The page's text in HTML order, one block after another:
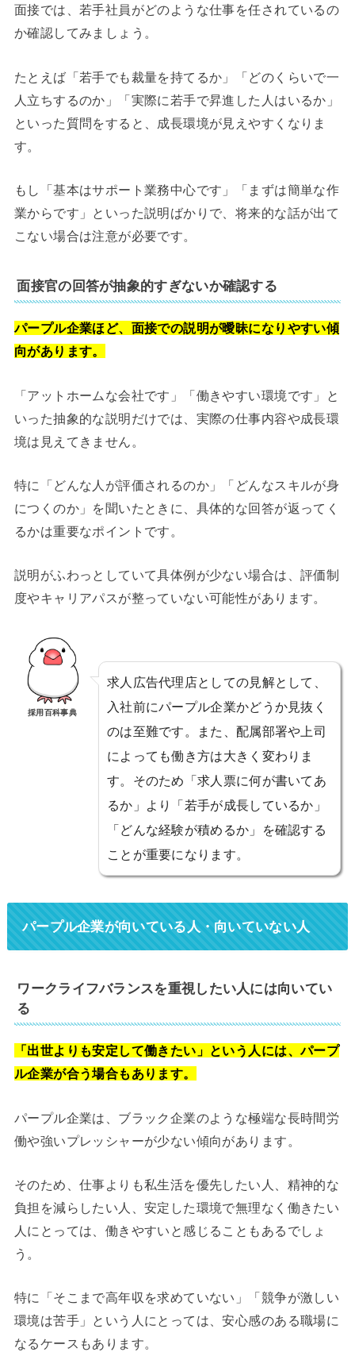
面接では、若手社員がどのような仕事を任されているの
か確認してみましょう。
たとえば「若手でも裁量を持てるか」「どのくらいで一
人立ちするのか」「実際に若手で昇進した人はいるか」
といった質問をすると、成長環境が見えやすくなりま
す。
もし「基本はサポート業務中心です」「まずは簡単な作
業からです」といった説明ばかりで、将来的な話が出て
こない場合は注意が必要です。
面接官の回答が抽象的すぎないか確認する
パープル企業ほど、面接での説明が曖昧になりやすい傾
向があります。
「アットホームな会社です」「働きやすい環境です」と
いった抽象的な説明だけでは、実際の仕事内容や成長環
境は見えてきません。
特に「どんな人が評価されるのか」「どんなスキルが身
につくのか」を聞いたときに、具体的な回答が返ってく
るかは重要なポイントです。
説明がふわっとしていて具体例が少ない場合は、評価制
度やキャリアパスが整っていない可能性があります。
採用百科事典
求人広告代理店としての見解として、
入社前にパープル企業かどうか見抜く
のは至難です。また、配属部署や上司
によっても働き方は大きく変わりま
す。そのため「求人票に何が書いてあ
るか」より「若手が成長しているか」
「どんな経験が積めるか」を確認する
ことが重要になります。
パープル企業が向いている人・向いていない人
ワークライフバランスを重視したい人には向いてい
る
「出世よりも安定して働きたい」という人には、パープ
ル企業が合う場合もあります。
パープル企業は、ブラック企業のような極端な長時間労
働や強いプレッシャーが少ない傾向があります。
そのため、仕事よりも私生活を優先したい人、精神的な
負担を減らしたい人、安定した環境で無理なく働きたい
人にとっては、働きやすいと感じることもあるでしょ
う。
特に「そこまで高年収を求めていない」「競争が激しい
環境は苦手」という人にとっては、安心感のある職場に
なるケースもあります。